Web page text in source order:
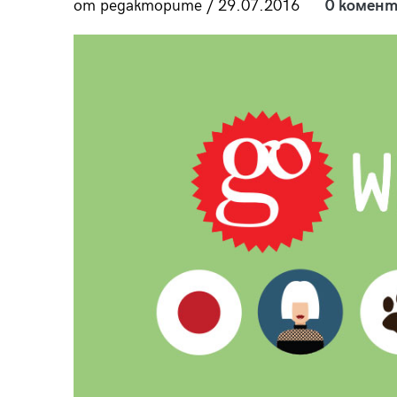
от редакторите / 29.07.2016 0
28 /29